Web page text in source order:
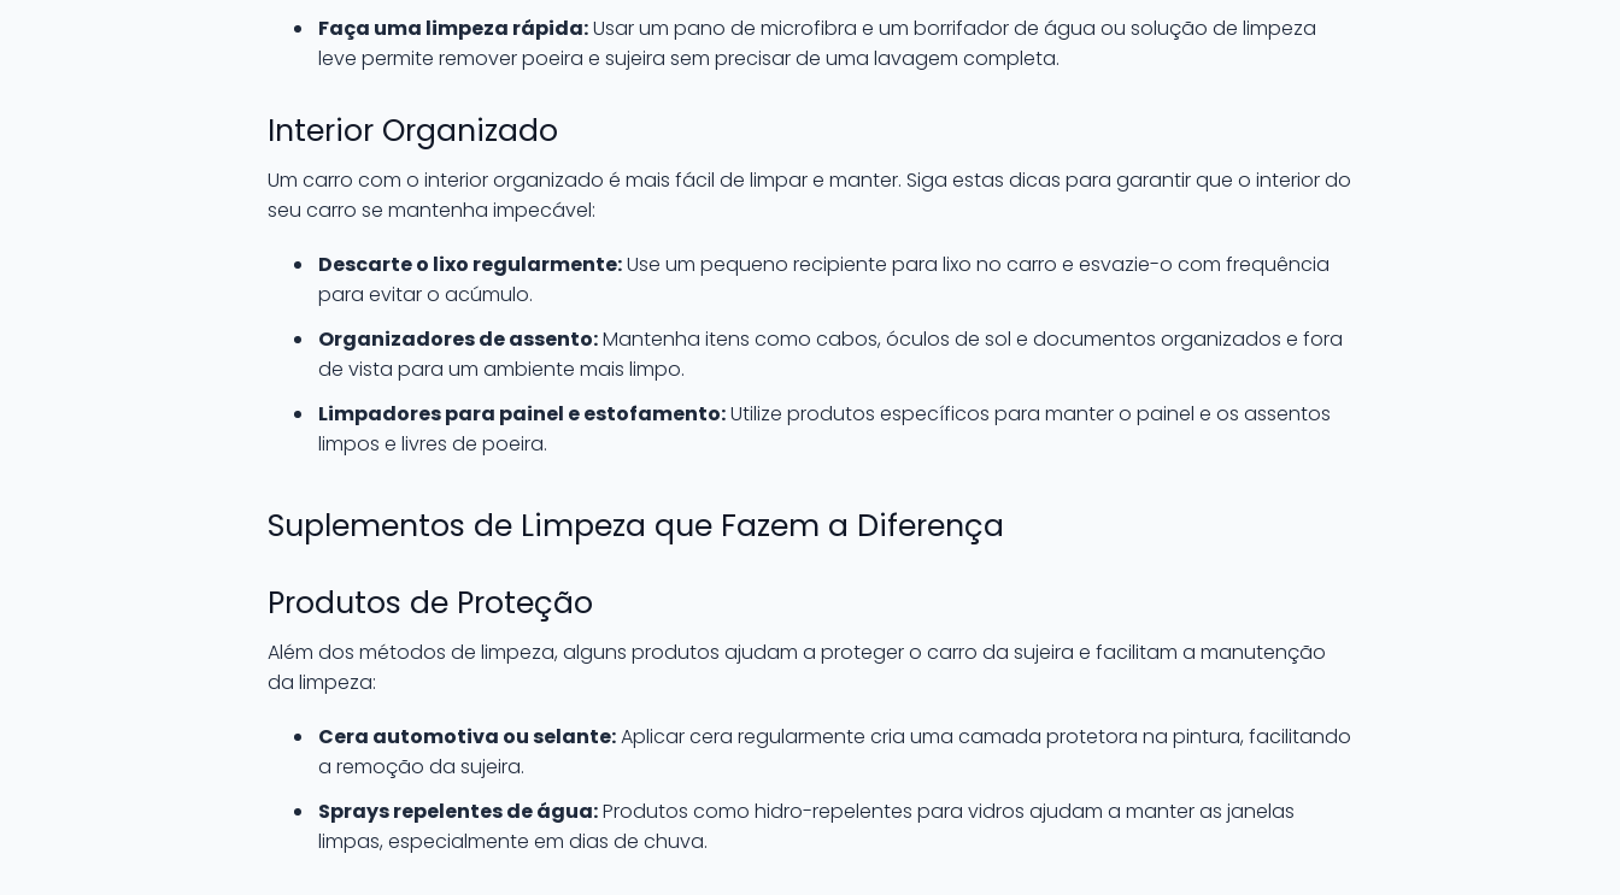
Faça uma limpeza rápida:Usar um pano de microfibra e um borrifador de água ou solução de limpeza
leve permite remover poeira e sujeira sem precisar de uma lavagem completa.
Interior Organizado
Um carro com o interior organizado é mais fácil de limpar e manter. Siga estas dicas para garantir que o interior do
seu carro se mantenha impecável:
Descarte o lixo regularmente:Use um pequeno recipiente para lixo no carro e esvazie-o com frequência
para evitar o acúmulo.
Organizadores de assento:Mantenha itens como cabos, óculos de sol e documentos organizados e fora
de vista para um ambiente mais limpo.
Limpadores para painel e estofamento:Utilize produtos específicos para manter o painel e os assentos
limpos e livres de poeira.
Suplementos de Limpeza que Fazem a Diferença
Produtos de Proteção
Além dos métodos de limpeza, alguns produtos ajudam a proteger o carro da sujeira e facilitam a manutenção
da limpeza:
Cera automotiva ou selante:Aplicar cera regularmente cria uma camada protetora na pintura, facilitando
a remoção da sujeira.
Sprays repelentes de água:Produtos como hidro-repelentes para vidros ajudam a manter as janelas
limpas, especialmente em dias de chuva.